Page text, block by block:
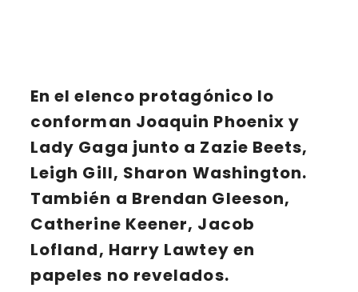
En el elenco protagónico lo
conforman Joaquin Phoenix y
Lady Gaga junto a Zazie Beets,
Leigh Gill, Sharon Washington.
También a Brendan Gleeson,
Catherine Keener, Jacob
Lofland, Harry Lawtey en
papeles no revelados.